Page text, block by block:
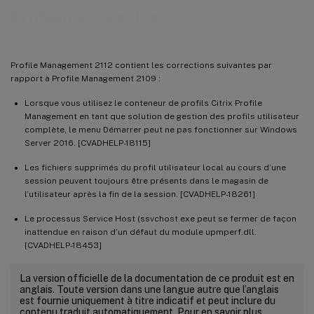
Profile Management 2112 contient les corrections suivantes par
rapport à Profile Management 2109 :
Lorsque vous utilisez le conteneur de profils Citrix Profile
Management en tant que solution de gestion des profils utilisateur
complète, le menu Démarrer peut ne pas fonctionner sur Windows
Server 2016. [CVADHELP-18115]
Les fichiers supprimés du profil utilisateur local au cours d’une
session peuvent toujours être présents dans le magasin de
l’utilisateur après la fin de la session. [CVADHELP-18261]
Le processus Service Host (ssvchost.exe peut se fermer de façon
inattendue en raison d’un défaut du module upmperf.dll.
[CVADHELP-18453]
La version officielle de la documentation de ce produit est en
anglais. Toute version dans une langue autre que l’anglais
est fournie uniquement à titre indicatif et peut inclure du
contenu traduit automatiquement. Pour en savoir plus,